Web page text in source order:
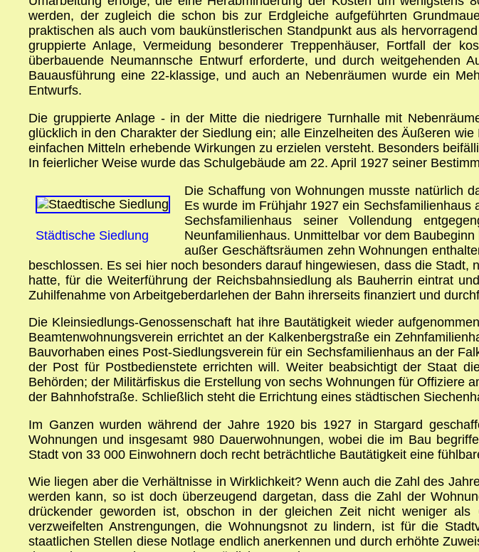
werden, der zugleich die schon bis zur Erdgleiche aufgeführten
praktischen als auch vom baukünstlerischen Standpunkt aus als
gruppierte Anlage, Vermeidung besonderer Treppenhäuser, Fortfall der
überbauende Neumannsche Entwurf erforderte, und durch weitgehenden
Bauausführung eine 22-klassige, und auch an Nebenräumen wurde ein
Entwurfs.
Die gruppierte Anlage - in der Mitte die niedrigere Turnhalle mit
glücklich in den Charakter der Siedlung ein; alle Einzelheiten des Äußeren
einfachen Mitteln erhebende Wirkungen zu erzielen versteht. Besonders
In feierlicher Weise wurde das Schulgebäude am 22. April 1927 seiner
Städtische Siedlung
Die Schaffung von Wohnungen musste natürlich
Es wurde im Frühjahr 1927 ein
Sechsfamilienhaus seiner Vollendung
Neunfamilienhaus. Unmittelbar vor dem
außer Geschäftsräumen zehn Wohnungen
beschlossen. Es sei hier noch besonders darauf hingewiesen, dass die
hatte, für die Weiterführung der Reichsbahnsiedlung als Bauherrin eintrat
Zuhilfenahme von Arbeitgeberdarlehen der Bahn ihrerseits finanziert und
Die Kleinsiedlungs-Genossenschaft hat ihre Bautätigkeit wieder
Beamtenwohnungsverein errichtet an der Kalkenbergstraße ein
Bauvorhaben eines Post-Siedlungsverein für ein Sechsfamilienhaus an der
der Post für Postbedienstete errichten will. Weiter beabsichtigt der Staat
Behörden; der Militärfiskus die Erstellung von sechs Wohnungen für Offiziere
der Bahnhofstraße. Schließlich steht die Errichtung eines städtischen
Im Ganzen wurden während der Jahre 1920 bis 1927 in Stargard
Wohnungen und insgesamt 980 Dauerwohnungen, wobei die im Bau
Stadt von 33 000 Einwohnern doch recht beträchtliche Bautätigkeit eine
Wie liegen aber die Verhältnisse in Wirklichkeit? Wenn auch die Zahl des
werden kann, so ist doch überzeugend dargetan, dass die Zahl der
drückender geworden ist, obschon in der gleichen Zeit nicht weniger
verzweifelten Anstrengungen, die Wohnungsnot zu lindern, ist für die
staatlichen Stellen diese Notlage endlich anerkennen und durch erhöhte